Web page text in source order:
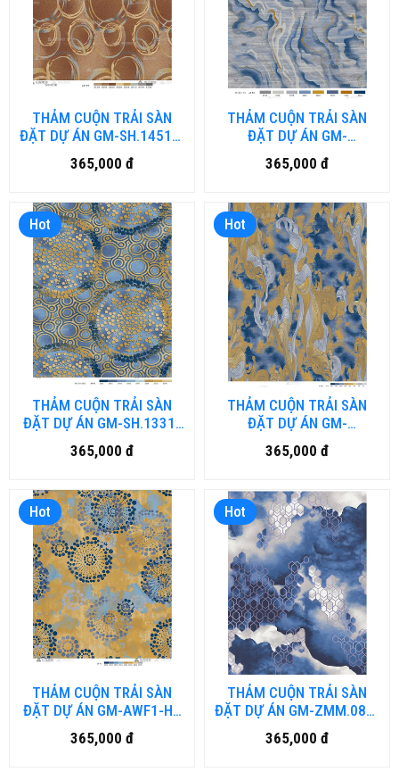
THẢM CUỘN TRẢI SÀN
ĐẶT DỰ ÁN GM-SH.1451E-
HN (đặt hàng từ 40-50
ngày)
365,000 đ
THẢM CUỘN TRẢI SÀN
ĐẶT DỰ ÁN GM-
SH.124.A4D-HN (đặt hàng
từ 40-50 ngày)
365,000 đ
Hot
THẢM CUỘN TRẢI SÀN
ĐẶT DỰ ÁN GM-SH.1331-
HN (đặt hàng từ 40-50
ngày)
365,000 đ
Hot
THẢM CUỘN TRẢI SÀN
ĐẶT DỰ ÁN GM-
SH.1320.B7-HN (đặt hàng
từ 40-50 ngày)
365,000 đ
Hot
THẢM CUỘN TRẢI SÀN
ĐẶT DỰ ÁN GM-AWF1-HN
(đặt hàng từ 40-50 ngày)
365,000 đ
Hot
THẢM CUỘN TRẢI SÀN
ĐẶT DỰ ÁN GM-ZMM.082-
HN (đặt hàng từ 40-50
ngày)
365,000 đ